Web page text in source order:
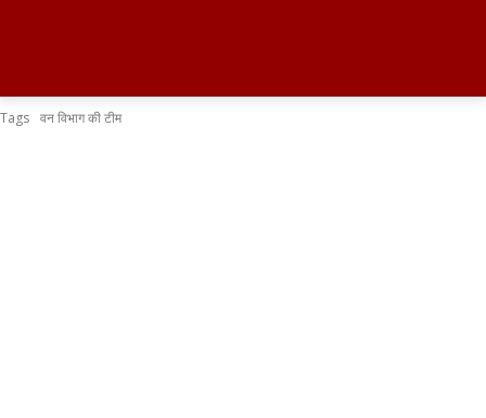
Tags वन विभाग की टीम